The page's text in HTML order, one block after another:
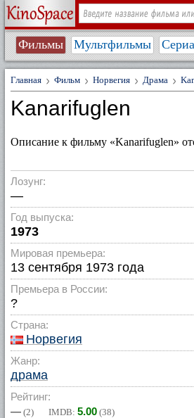
Фильмы Мультфильмы
Главная Фильм Норвегия Драма
Kanarifuglen
Описание к фильму «Kanarifuglen»
Лозунг:
—
Год выпуска:
1973
Мировая премьера:
13 сентября 1973 года
Премьера в России:
?
Страна:
Норвегия
Жанр:
драма
Рейтинг:
— (2) IMDB: 5.00 (38)